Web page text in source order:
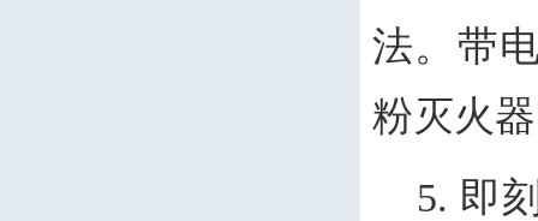
法。带
粉灭火
5. 即